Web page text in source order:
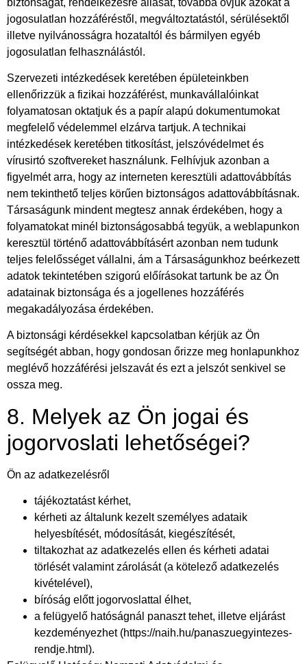
jogosulatlan hozzáféréstől, megváltoztatástól, sérülésektől
illetve nyilvánosságra hozataltól és bármilyen egyéb
jogosulatlan felhasználástól.
Szervezeti intézkedések keretében épületeinkben
ellenőrizzük a fizikai hozzáférést, munkavállalóinkat
folyamatosan oktatjuk és a papír alapú dokumentumokat
megfelelő védelemmel elzárva tartjuk. A technikai
intézkedések keretében titkosítást, jelszóvédelmet és
vírusirtó szoftvereket használunk. Felhívjuk azonban a
figyelmét arra, hogy az interneten keresztüli adattovábbítás
nem tekinthető teljes körűen biztonságos adattovábbításnak.
Társaságunk mindent megtesz annak érdekében, hogy a
folyamatokat minél biztonságosabbá tegyük, a weblapunkon
keresztül történő adattovábbításért azonban nem tudunk
teljes felelősséget vállalni, ám a Társaságunkhoz beérkezett
adatok tekintetében szigorú előírásokat tartunk be az Ön
adatainak biztonsága és a jogellenes hozzáférés
megakadályozása érdekében.
A biztonsági kérdésekkel kapcsolatban kérjük az Ön
segítségét abban, hogy gondosan őrizze meg honlapunkhoz
meglévő hozzáférési jelszavát és ezt a jelszót senkivel se
ossza meg.
8. Melyek az Ön jogai és
jogorvoslati lehetőségei?
Ön az adatkezelésről
tájékoztatást kérhet,
kérheti az általunk kezelt személyes adataik
helyesbítését, módosítását, kiegészítését,
tiltakozhat az adatkezelés ellen és kérheti adatai
törlését valamint zárolását (a kötelező adatkezelés
kivételével),
bíróság előtt jogorvoslattal élhet,
a felügyelő hatóságnál panaszt tehet, illetve eljárást
kezdeményezhet (https://naih.hu/panaszuegyintezes-
rendje.html ).